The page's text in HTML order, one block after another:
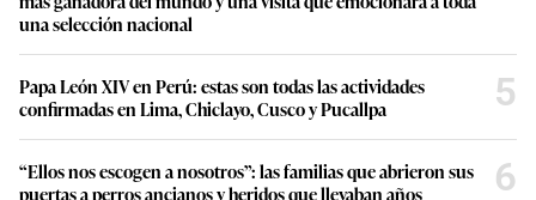
una selección nacional
Papa León XIV en Perú: estas son todas las actividades
confirmadas en Lima, Chiclayo, Cusco y Pucallpa
5
“Ellos nos escogen a nosotros”: las familias que abrieron sus
puertas a perros ancianos y heridos que llevaban años
6